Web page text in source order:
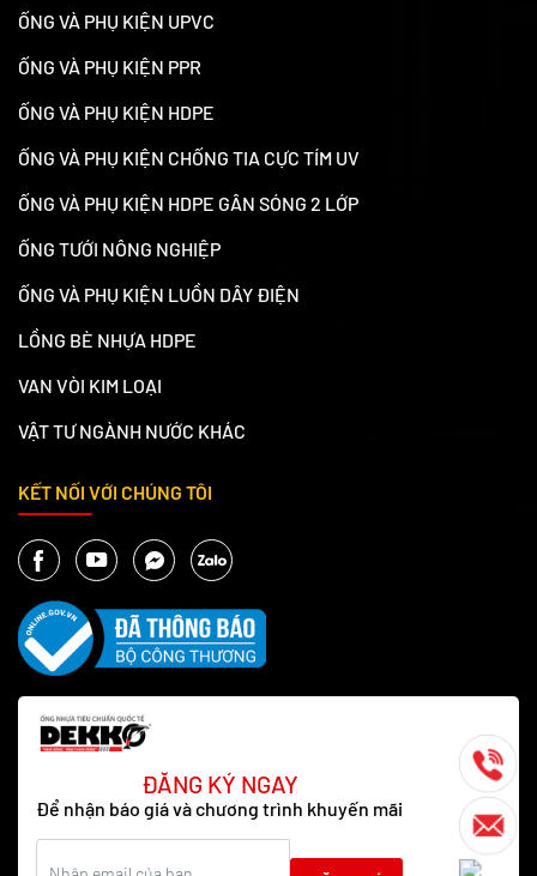
ỐNG VÀ PHỤ KIỆN UPVC
ỐNG VÀ PHỤ KIỆN PPR
ỐNG VÀ PHỤ KIỆN HDPE
ỐNG VÀ PHỤ KIỆN CHỐNG TIA CỰC TÍM UV
ỐNG VÀ PHỤ KIỆN HDPE GÂN SÓNG 2 LỚP
ỐNG TƯỚI NÔNG NGHIỆP
ỐNG VÀ PHỤ KIỆN LUỒN DÂY ĐIỆN
LỒNG BÈ NHỰA HDPE
VAN VÒI KIM LOẠI
VẬT TƯ NGÀNH NƯỚC KHÁC
KẾT NỐI VỚI CHÚNG TÔI
ĐĂNG KÝ NGAY
Để nhận báo giá và chương trình khuyến mãi